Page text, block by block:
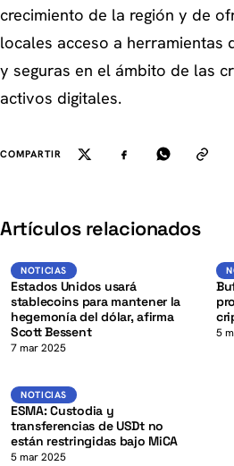
crecimiento de la región y de
locales acceso a herramientas
y seguras en el ámbito de las
activos digitales.
COMPARTIR
Artículos relacionados
NOTICIAS K
NOTICIAS
Estados Unidos usará
stablecoins para mantener la
hegemonía del dólar, afirma
Scott Bessent
7 mar 2025
5
NOTICIAS USDT K
NOTICIAS
ESMA: Custodia y
transferencias de USDt no
están restringidas bajo MiCA
5 mar 2025